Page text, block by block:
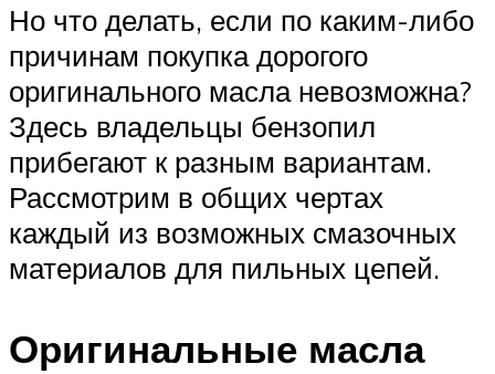
Но что делать, если по каким-либо
причинам покупка дорогого
оригинального масла невозможна?
Здесь владельцы бензопил
прибегают к разным вариантам.
Рассмотрим в общих чертах
каждый из возможных смазочных
материалов для пильных цепей.
Оригинальные масла